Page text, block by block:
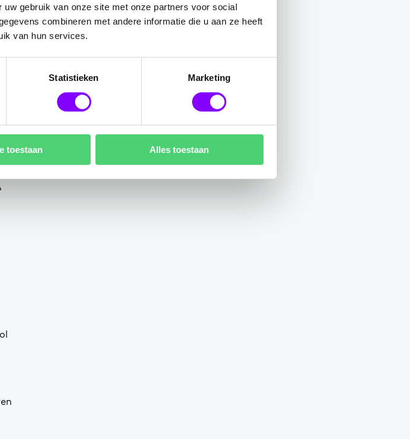
gebruik van onze site met onze partners voor social
combineren met andere informatie die u aan ze heeft
van hun services.
Statistieken Marketing
toestaan Alles toestaan